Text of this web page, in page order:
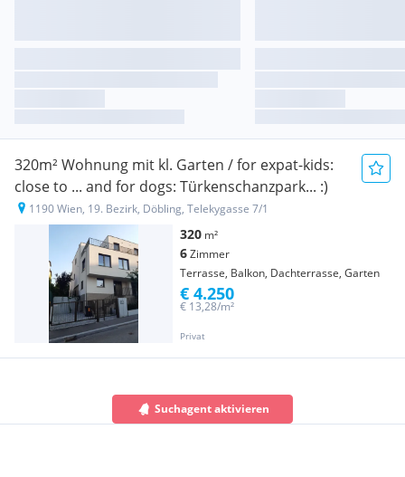
320m² Wohnung mit kl. Garten / for expat-kids:
close to ... and for dogs: Türkenschanzpark... :)
1190 Wien, 19. Bezirk, Döbling, Telekygasse 7/1
320 m²
6Zimmer
Terrasse, Balkon, Dachterrasse, Garten
Privat
€ 13,28/m²
€ 4.250
Suchagent aktivieren